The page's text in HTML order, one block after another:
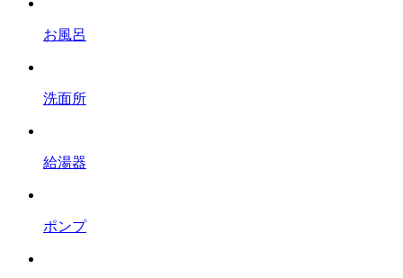
お風呂
洗面所
給湯器
ポンプ